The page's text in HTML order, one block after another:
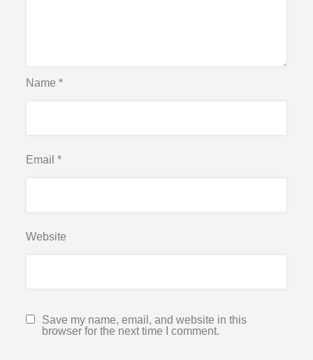
Name*
Email*
Website
Save my name, email, and website in this
browser for the next time I comment.